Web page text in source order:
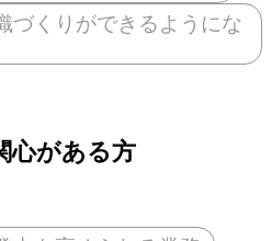
づくりができるようにな
心がある方